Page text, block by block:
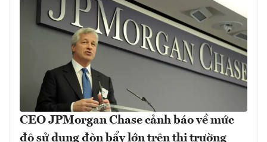
CEO JPMorgan Chase cảnh báo về mức
độ sử dụng đòn bẩy lớn trên thị trường